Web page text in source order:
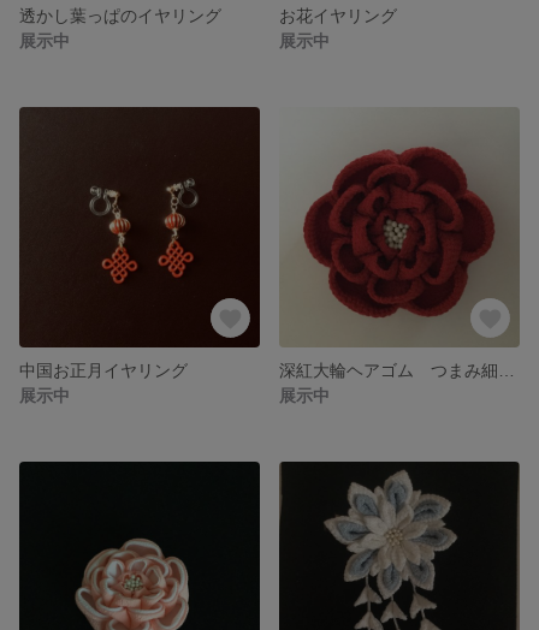
透かし葉っぱのイヤリング
展示中
お花イヤリング
展示中
中国お正月イヤリング
展示中
展示中